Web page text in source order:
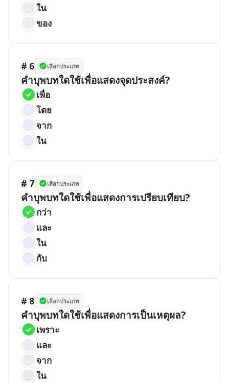
ใน
ของ
# 6 เลือกประเภท
คำบุพบทใดใช้เพื่อแสดงจุดประสงค์?
เพื่อ
โดย
จาก
ใน
# 7 เลือกประเภท
คำบุพบทใดใช้เพื่อแสดงการเปรียบเทียบ?
กว่า
และ
ใน
กับ
# 8 เลือกประเภท
คำบุพบทใดใช้เพื่อแสดงการเป็นเหตุผล?
เพราะ
และ
จาก
ใน